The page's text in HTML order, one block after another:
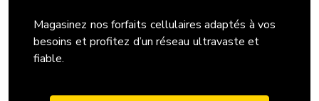
Magasinez nos forfaits cellulaires adaptés à vos
besoins et profitez d’un réseau ultravaste et
fiable.